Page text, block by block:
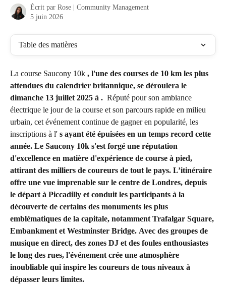
Écrit par Rose | Community Management
5 juin 2026
Table des matières
La course Saucony 10k , l'une des courses de 10 km les plus
attendues du calendrier britannique, se déroulera le
dimanche 13 juillet 2025 à . Réputé pour son ambiance
électrique le jour de la course et son parcours rapide en milieu
urbain, cet événement continue de gagner en popularité, les
inscriptions à l' s ayant été épuisées en un temps record cette
année. Le Saucony 10k s'est forgé une réputation
d'excellence en matière d'expérience de course à pied,
attirant des milliers de coureurs de tout le pays. L’itinéraire
offre une vue imprenable sur le centre de Londres, depuis
le départ à Piccadilly et conduit les participants à la
découverte de certains des monuments les plus
emblématiques de la capitale, notamment Trafalgar Square,
Embankment et Westminster Bridge. Avec des groupes de
musique en direct, des zones DJ et des foules enthousiastes
le long des rues, l'événement crée une atmosphère
inoubliable qui inspire les coureurs de tous niveaux à
dépasser leurs limites.